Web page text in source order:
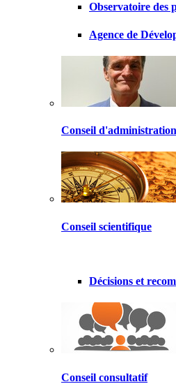
Observatoire des
Agence de
Conseil d'administration
Conseil scientifique
Décisions et
Conseil consultatif